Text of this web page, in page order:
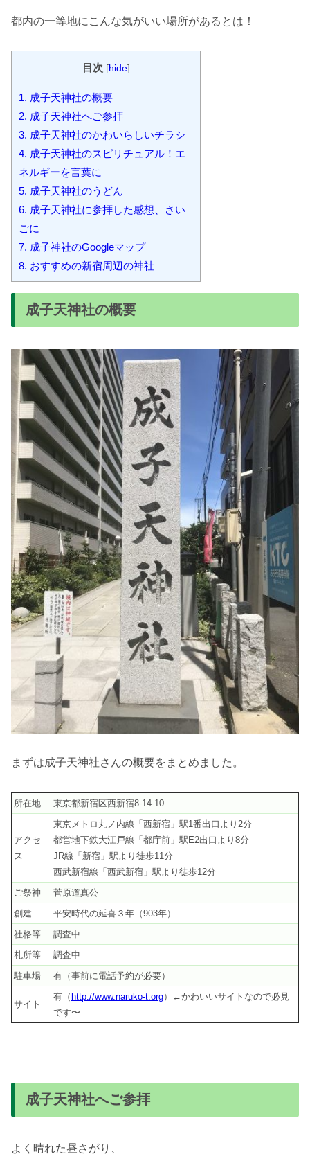
都内の一等地にこんな気がいい場所があるとは！
目次 [hide]
1. 成子天神社の概要
2. 成子天神社へご参拝
3. 成子天神社のかわいらしいチラシ
4. 成子天神社のスピリチュアル！エ
ネルギーを言葉に
5. 成子天神社のうどん
6. 成子天神社に参拝した感想、さい
ごに
7. 成子神社のGoogleマップ
8. おすすめの新宿周辺の神社
成子天神社の概要
まずは成子天神社さんの概要をまとめました。
所在地 東京都新宿区西新宿8-14-10
アクセ
ス
東京メトロ丸ノ内線「西新宿」駅1番出口より2分
都営地下鉄大江戸線「都庁前」駅E2出口より8分
JR線「新宿」駅より徒歩11分
西武新宿線「西武新宿」駅より徒歩12分
ご祭神
菅原道真公
創建
平安時代の延喜３年（903年）
社格等
調査中
札所等
調査中
駐車場
有（事前に電話予約が必要）
サイト
有（ http://www.naruko-t.org）←かわいいサイトなので必見
です〜
成子天神社へご参拝
よく晴れた昼さがり、